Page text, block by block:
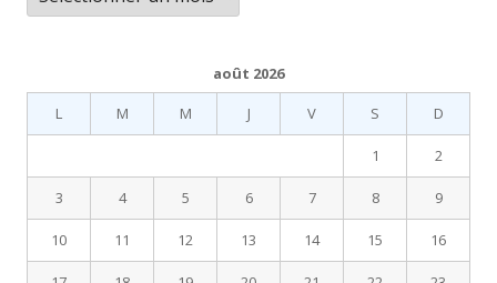
août 2026
L
M M J V S D
1 2
3 4 5 6 7 8 9
10 11 12 13 14 15 16